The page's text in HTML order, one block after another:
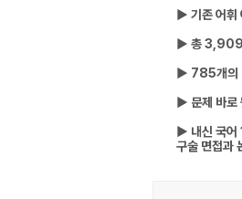
▶ 기존 어휘
▶ 총 3,909
▶ 785개의
▶ 문제 바로
▶ 내신 국어
구술 면접과